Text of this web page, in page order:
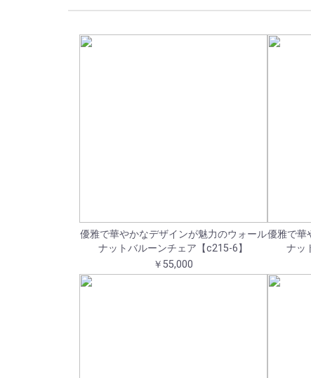
優雅で華やかなデザインが魅力のウォール
ナットバルーンチェア【c215-6】
￥55,000
優雅で華
ナッ